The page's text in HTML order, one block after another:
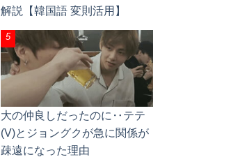
解説【韓国語 変則活用】
大の仲良しだったのに‥テテ
(V)とジョングクが急に関係が
疎遠になった理由